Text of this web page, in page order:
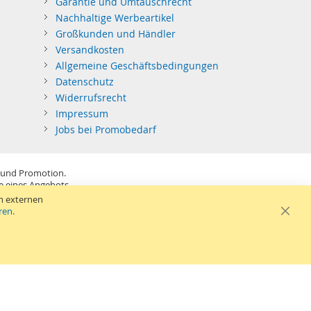
Nachhaltige Werbeartikel
Großkunden und Händler
Versandkosten
Allgemeine Geschäftsbedingungen
Datenschutz
Widerrufsrecht
Impressum
Jobs bei Promobedarf
Promotion.
eines Angebots.
Tagespreise ggf. zzgl. Druckkosten und GEMA.
externen